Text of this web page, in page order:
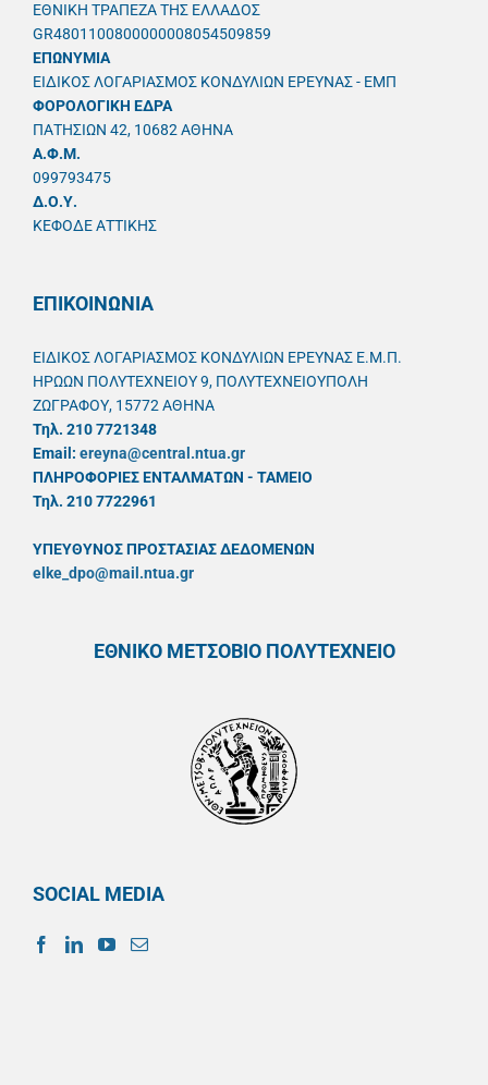
ΕΘΝΙΚΗ ΤΡΑΠΕΖΑ ΤΗΣ ΕΛΛΑΔΟΣ
GR4801100800000008054509859
ΕΠΩΝΥΜΙΑ
ΕΙΔΙΚΟΣ ΛΟΓΑΡΙΑΣΜΟΣ ΚΟΝΔΥΛΙΩΝ ΕΡΕΥΝΑΣ - ΕΜΠ
ΦΟΡΟΛΟΓΙΚΗ ΕΔΡΑ
ΠΑΤΗΣΙΩΝ 42, 10682 ΑΘΗΝΑ
A.Φ.Μ.
099793475
Δ.Ο.Υ.
ΚΕΦΟΔΕ ΑΤΤΙΚΗΣ
ΕΠΙΚΟΙΝΩΝΙΑ
ΕΙΔΙΚΟΣ ΛΟΓΑΡΙΑΣΜΟΣ ΚΟΝΔΥΛΙΩΝ ΕΡΕΥΝΑΣ Ε.Μ.Π.
ΗΡΩΩΝ ΠΟΛΥΤΕΧΝΕΙΟΥ 9, ΠΟΛΥΤΕΧΝΕΙΟΥΠΟΛΗ
ΖΩΓΡΑΦΟΥ, 15772 ΑΘΗΝΑ
Τηλ. 210 7721348
Email: ereyna@central.ntua.gr
ΠΛΗΡΟΦΟΡΙΕΣ ΕΝΤΑΛΜΑΤΩΝ - ΤΑΜΕΙΟ
Τηλ. 210 7722961
ΥΠΕΥΘYΝΟΣ ΠΡΟΣΤΑΣΙΑΣ ΔΕΔΟΜΕΝΩΝ
elke_dpo@mail.ntua.gr
ΕΘΝΙΚΟ ΜΕΤΣΟΒΙΟ ΠΟΛΥΤΕΧΝΕΙΟ
SOCIAL MEDIA